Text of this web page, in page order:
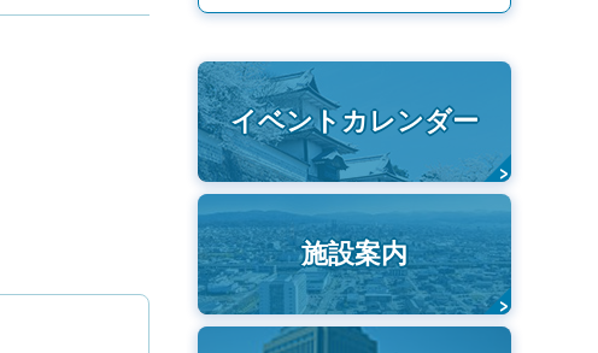
イベントカレンダー
施設案内